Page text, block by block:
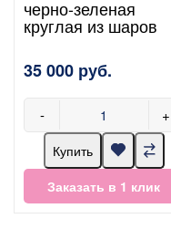
черно-зеленая
круглая из шаров
35 000 руб.
- +
Купить
Заказать в 1 клик